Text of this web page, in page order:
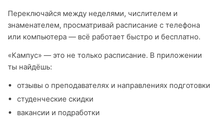
Переключайся между неделями, числителем и
знаменателем, просматривай расписание с телефона
или компьютера — всё работает быстро и бесплатно.
«Кампус» — это не только расписание. В приложении
ты найдёшь:
отзывы о преподавателях и направлениях подготовки
студенческие скидки
вакансии и подработки